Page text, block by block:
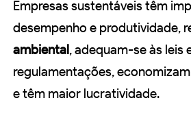
Empresas sustentáveis têm
desempenho e produtividade,
ambiental, adequam-se às leis
regulamentações,
e têm maior lucratividade.